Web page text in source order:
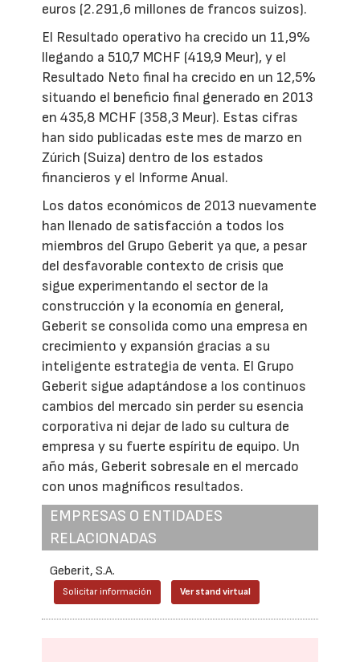
euros (2.291,6 millones de francos suizos).
El Resultado operativo ha crecido un 11,9%
llegando a 510,7 MCHF (419,9 Meur), y el
Resultado Neto final ha crecido en un 12,5%
situando el beneficio final generado en 2013
en 435,8 MCHF (358,3 Meur). Estas cifras
han sido publicadas este mes de marzo en
Zúrich (Suiza) dentro de los estados
financieros y el Informe Anual.
Los datos económicos de 2013 nuevamente
han llenado de satisfacción a todos los
miembros del Grupo Geberit ya que, a pesar
del desfavorable contexto de crisis que
sigue experimentando el sector de la
construcción y la economía en general,
Geberit se consolida como una empresa en
crecimiento y expansión gracias a su
inteligente estrategia de venta. El Grupo
Geberit sigue adaptándose a los continuos
cambios del mercado sin perder su esencia
corporativa ni dejar de lado su cultura de
empresa y su fuerte espíritu de equipo. Un
año más, Geberit sobresale en el mercado
con unos magníficos resultados.
EMPRESAS O ENTIDADES
RELACIONADAS
Geberit, S.A.
Solicitar información Ver stand virtual